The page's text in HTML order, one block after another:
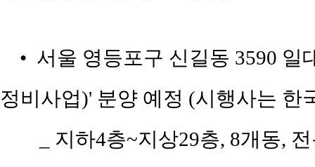
• 서울 영등포구 신길동 3590 일
정비사업)' 분양 예정 (시행사는 한
_ 지하4층~지상29층, 8개동,